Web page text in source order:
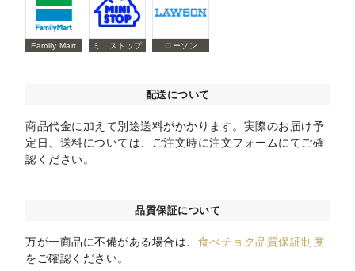
Family Mart ミニストップ ローソン
配送について
商品代金に加えて別途送料がかかります。実際のお届け予
定日、送料については、ご注文時に注文フォームにてご確
認ください。
品質保証について
万が一商品に不備がある場合は、 食べチョク品質保証制度
をご確認ください。